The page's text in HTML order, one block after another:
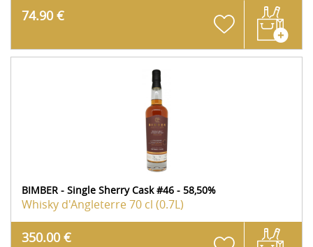
74.90 €
BIMBER - Single Sherry Cask #46 - 58,50%
Whisky d'Angleterre70 cl (0.7L)
350.00 €